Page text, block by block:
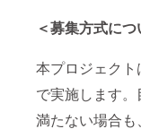
＜募集方式につ
本プロジェク
で実施します
満たない場合